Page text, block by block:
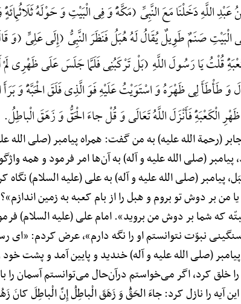
اللَّهِ دَخَلْنَا مَعَ النَّبِیِّ (مَکَّهًَْ وَ فِی الْبَیْتِ وَ حَوْلَهُ ثَلَاثُمِائَهًٍْ
الْبَیْتِ صَنَمٌ طَوِیلٌ یُقَالُ لَهُ هُبَلُ فَنَظَرَ النَّبِیُّ (إِلَی عَلِیٍّ (وَ
یَا رَسُولَ اللَّهِ (بَلْ تَرْکَبُنِی فَلَمَّا جَلَسَ عَلَی ظَهْرِی لَمْ
لِی ظَهْرَهُ وَ اسْتَوَیْتُ عَلَیْهِ فَوَ الَّذِی فَلَقَ الْحَبَّهًَْ وَ بَرَأَ
الْکَعْبَهًِْ فَأَنْزَلَ اللَّهُ تَعَالَی وَ قُلْ جاءَ الْحَقُّ وَ زَهَقَ الْباطِلُ.
(رحمة الله علیه) به من گفت: همراه پیامبر (صلی الله
(صلی الله علیه و آله) به آن‌ها امر فرمود و همه
پیامبر (صلی الله علیه و آله) به علی (علیه السلام)
من بر دوش تو بروم و هبل را از بام کعبه به زمین
که شما بر دوش من بروید». امام علی (علیه السلام)
نبوّت نتوانستم او را نگه دارم»، عرض کردم: «ای
(صلی الله علیه و آله) خندید و پایین آمد و پشت
خلق کرد، اگر می‌خواستم درآن‌حال می‌توانستم آسمان
آیه را نازل کرد: جاءَ الحَقُّ وَ زَهَقَ الْباطِلُ إِنَّ الْباطِلَ کانَ